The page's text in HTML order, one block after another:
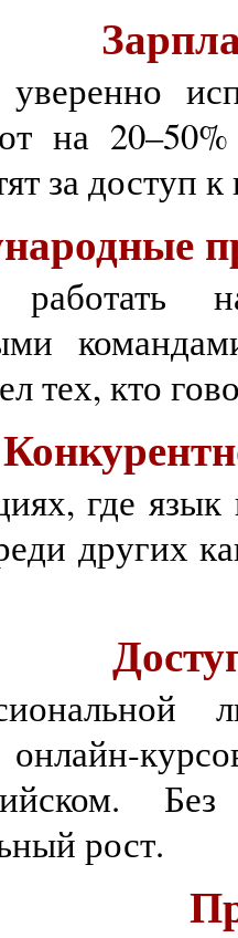
на
за доступ
работать
тех, кто
где язык
других
онлайн-
Без
рост.